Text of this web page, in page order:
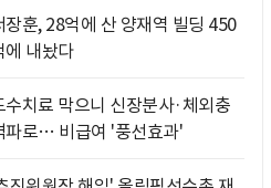
장훈, 28억에 산 양재역 빌딩 450
에 내놨다
수치료 막으니 신장분사·체외충
파로… 비급여 '풍선효과'